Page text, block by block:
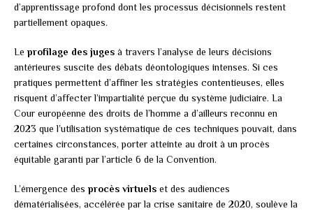
d’apprentissage profond dont les processus décisionnels restent
partiellement opaques.
Le profilage des juges à travers l’analyse de leurs décisions
antérieures suscite des débats déontologiques intenses. Si ces
pratiques permettent d’affiner les stratégies contentieuses, elles
risquent d’affecter l’impartialité perçue du système judiciaire. La
Cour européenne des droits de l’homme a d’ailleurs reconnu en
2023 que l’utilisation systématique de ces techniques pouvait, dans
certaines circonstances, porter atteinte au droit à un procès
équitable garanti par l’article 6 de la Convention.
L’émergence des procès virtuels et des audiences
dématérialisées, accélérée par la crise sanitaire de 2020, soulève la